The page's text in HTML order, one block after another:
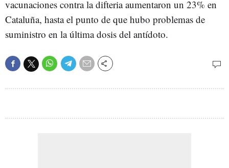
vacunaciones contra la difteria aumentaron un 23% en
Cataluña, hasta el punto de que hubo problemas de
suministro en la última dosis del antídoto.